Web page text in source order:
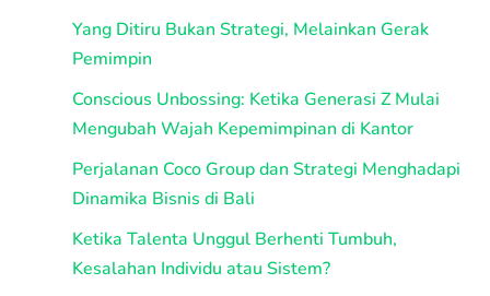
Yang Ditiru Bukan Strategi, Melainkan Gerak
Pemimpin
Conscious Unbossing: Ketika Generasi Z Mulai
Mengubah Wajah Kepemimpinan di Kantor
Perjalanan Coco Group dan Strategi Menghadapi
Dinamika Bisnis di Bali
Ketika Talenta Unggul Berhenti Tumbuh,
Kesalahan Individu atau Sistem?